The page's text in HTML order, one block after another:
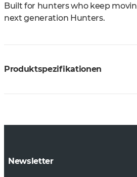
Built for hunters who keep
next generation Hunters.
Produktspezifikationen
Newsletter